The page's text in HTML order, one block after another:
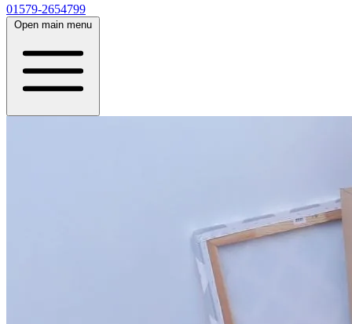
01579-2654799
Open main menu